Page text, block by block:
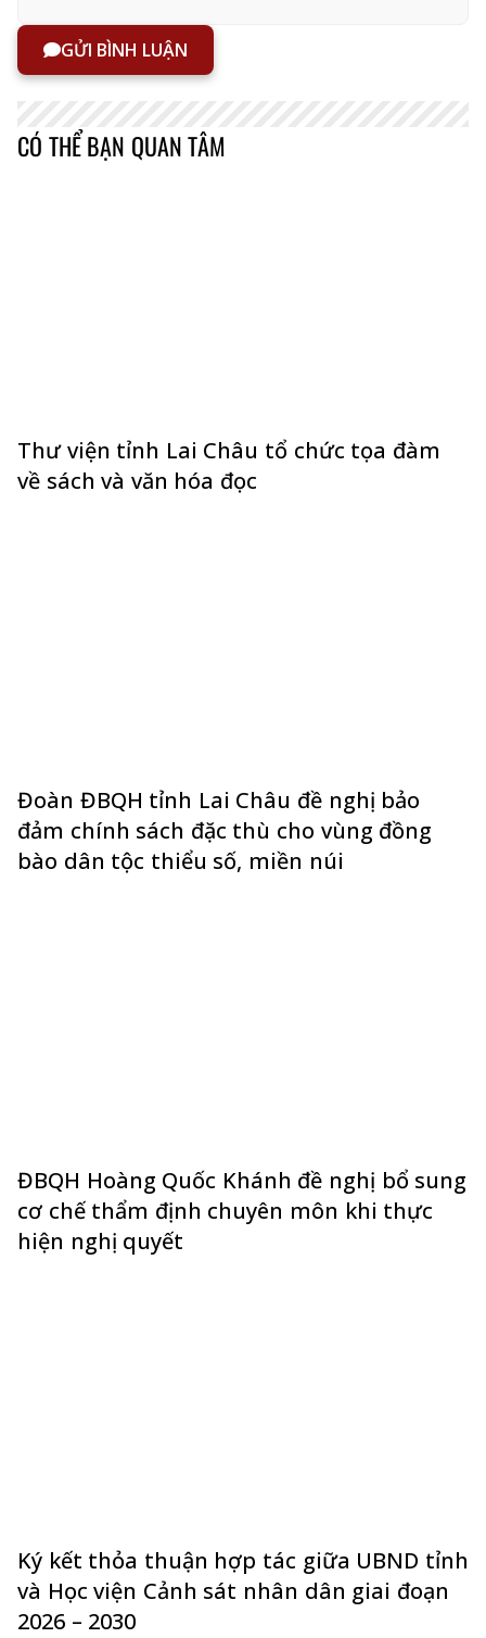
GỬI BÌNH LUẬN
CÓ THỂ BẠN QUAN TÂM
Thư viện tỉnh Lai Châu tổ chức tọa đàm
về sách và văn hóa đọc
Đoàn ĐBQH tỉnh Lai Châu đề nghị bảo
đảm chính sách đặc thù cho vùng đồng
bào dân tộc thiểu số, miền núi
ĐBQH Hoàng Quốc Khánh đề nghị bổ sung
cơ chế thẩm định chuyên môn khi thực
hiện nghị quyết
Ký kết thỏa thuận hợp tác giữa UBND tỉnh
và Học viện Cảnh sát nhân dân giai đoạn
2026 – 2030